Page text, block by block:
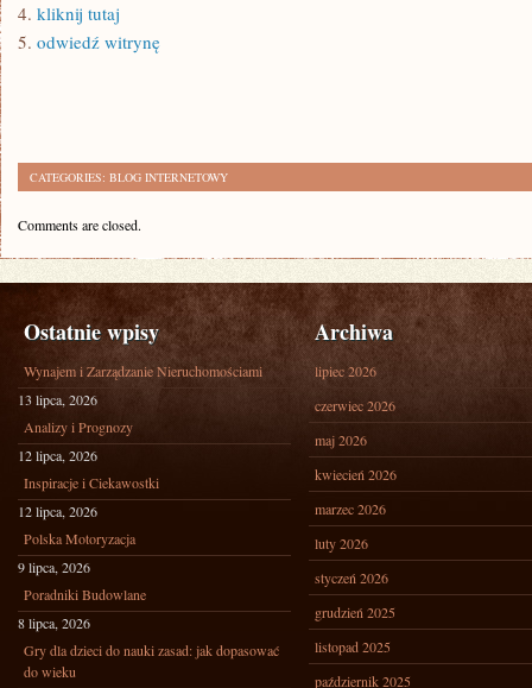
4. kliknij tutaj
5. odwiedź witrynę
CATEGORIES: BLOG INTERNETOWY
Comments are closed.
Ostatnie wpisy
Wynajem i Zarządzanie Nieruchomościami
13 lipca, 2026
Analizy i Prognozy
12 lipca, 2026
Inspiracje i Ciekawostki
12 lipca, 2026
Polska Motoryzacja
9 lipca, 2026
Poradniki Budowlane
8 lipca, 2026
Gry dla dzieci do nauki zasad: jak dopasować
do wieku
Archiwa
lipiec 2026
czerwiec 2026
maj 2026
kwiecień 2026
marzec 2026
luty 2026
styczeń 2026
grudzień 2025
listopad 2025
październik 2025